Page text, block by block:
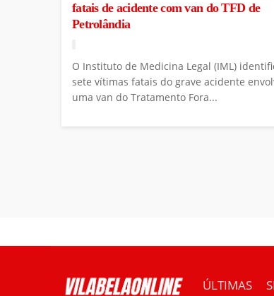
fatais de acidente com van do TFD de
Petrolândia
O Instituto de Medicina Legal (IML)
sete vítimas fatais do grave acidente
uma van do Tratamento Fora...
ÚLTIMAS